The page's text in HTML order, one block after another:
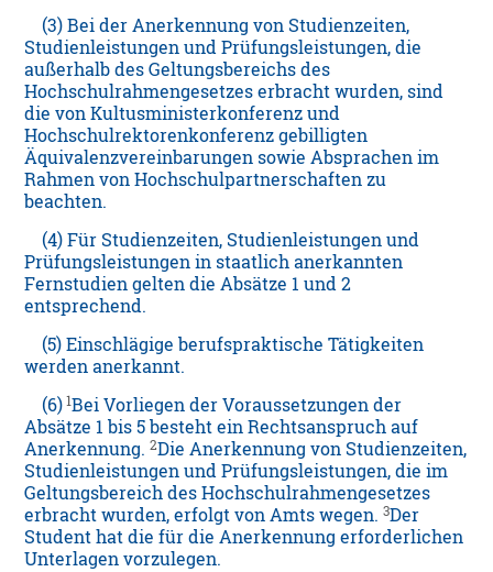
(3) Bei der Anerkennung von Studienzeiten,
Studienleistungen und Prüfungsleistungen, die
außerhalb des Geltungsbereichs des
Hochschulrahmengesetzes erbracht wurden, sind
die von Kultusministerkonferenz und
Hochschulrektorenkonferenz gebilligten
Äquivalenzvereinbarungen sowie Absprachen im
Rahmen von Hochschulpartnerschaften zu
beachten.
(4) Für Studienzeiten, Studienleistungen und
Prüfungsleistungen in staatlich anerkannten
Fernstudien gelten die Absätze 1 und 2
entsprechend.
(5) Einschlägige berufspraktische Tätigkeiten
werden anerkannt.
(6) 1Bei Vorliegen der Voraussetzungen der
Absätze 1 bis 5 besteht ein Rechtsanspruch auf
Anerkennung.2Die Anerkennung von Studienzeiten,
Studienleistungen und Prüfungsleistungen, die im
Geltungsbereich des Hochschulrahmengesetzes
erbracht wurden, erfolgt von Amts wegen.3Der
Student hat die für die Anerkennung erforderlichen
Unterlagen vorzulegen.